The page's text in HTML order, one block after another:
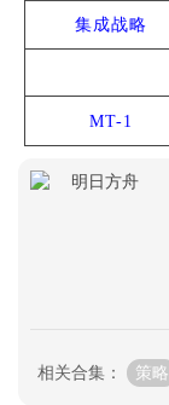
集成战略
MT-1
相关合集： 策略